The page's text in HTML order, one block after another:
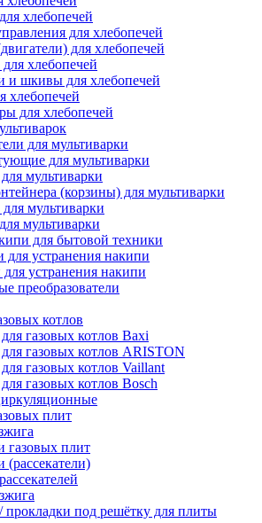
хлебопечей
для хлебопечей
для хлебопечей
хлебопечей
и шкивы для хлебопечей
для хлебопечей
для мультиварки
для мультиварки
мультиварки
(корзины) для мультиварки
мультиварки
мультиварки
для бытовой техники
для устранения накипи
устранения накипи
преобразователи
котлов
газовых котлов Baxi
газовых котлов ARISTON
газовых котлов Vaillant
газовых котлов Bosch
плит
газовых плит
(рассекатели)
прокладки под решётку для плиты